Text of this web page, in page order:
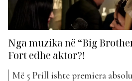
Nga muzika në “Big
Fort edhe aktor?!
Më 5 Prill ishte premiera